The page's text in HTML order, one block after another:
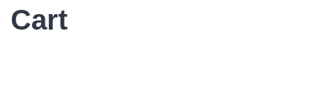
Cart